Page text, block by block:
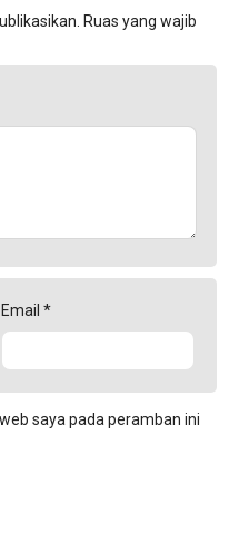
Ruas yang wajib
Email *
saya pada peramban ini